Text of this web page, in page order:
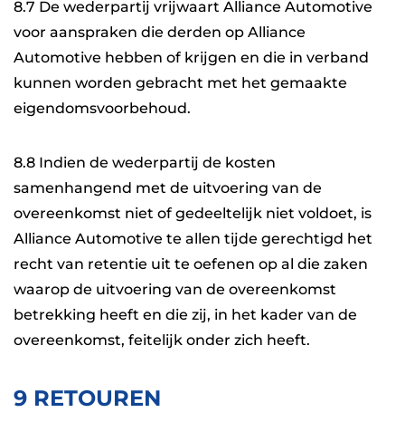
8.7 De wederpartij vrijwaart Alliance Automotive
voor aanspraken die derden op Alliance
Automotive hebben of krijgen en die in verband
kunnen worden gebracht met het gemaakte
eigendomsvoorbehoud.
8.8 Indien de wederpartij de kosten
samenhangend met de uitvoering van de
overeenkomst niet of gedeeltelijk niet voldoet, is
Alliance Automotive te allen tijde gerechtigd het
recht van retentie uit te oefenen op al die zaken
waarop de uitvoering van de overeenkomst
betrekking heeft en die zij, in het kader van de
overeenkomst, feitelijk onder zich heeft.
9 RETOUREN